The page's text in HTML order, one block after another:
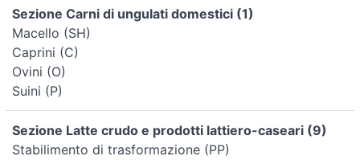
Sezione Carni di ungulati domestici (1)
Macello (SH)
Caprini (C)
Ovini (O)
Suini (P)
Sezione Latte crudo e prodotti lattiero-caseari (9)
Stabilimento di trasformazione (PP)